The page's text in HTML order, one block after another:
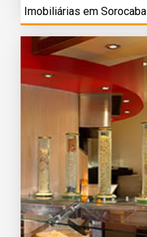
Imobiliárias em Sorocaba